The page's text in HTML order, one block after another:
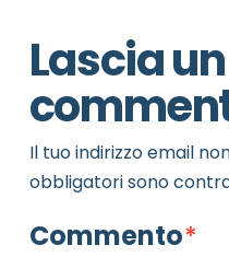
Lascia un
Il tuo indirizzo email
obbligatori sono
Commento*